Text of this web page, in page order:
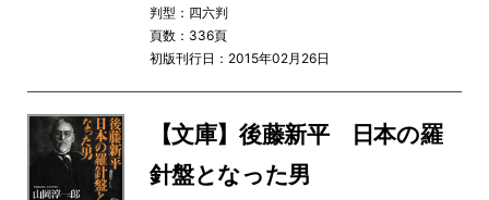
判型：四六判
頁数：336頁
初版刊行日：2015年02月26日
【文庫】後藤新平 日本の羅
針盤となった男